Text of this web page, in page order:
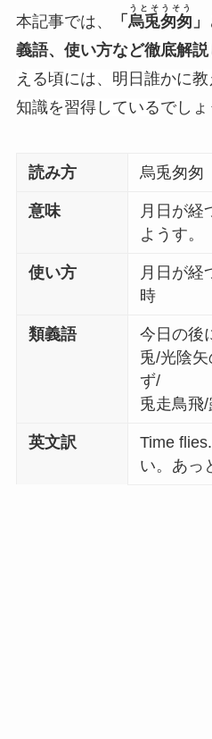
本記事では、 「 烏兎匆匆
うとそうそう
義語、使い方など徹底解説
える頃には、明日誰かに
知識を習得しているでしょ
読み方 烏兎匆匆
意味
月日が経
ようす。
使い方
月日が経
時
類義語
今日の後
兎/光陰
ず/
兎走鳥飛
英文訳
Time
い。あっ